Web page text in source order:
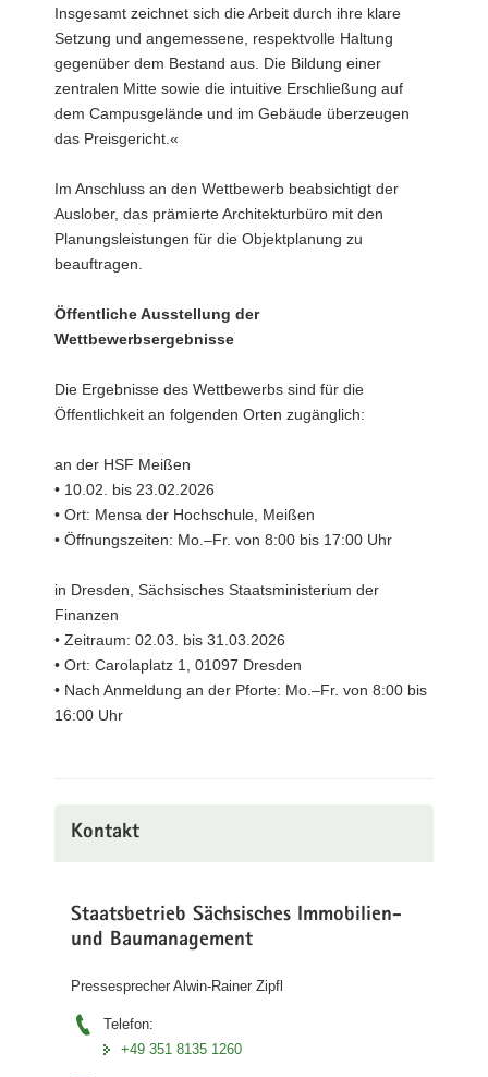
Insgesamt zeichnet sich die Arbeit durch ihre klare
Setzung und angemessene, respektvolle Haltung
gegenüber dem Bestand aus. Die Bildung einer
zentralen Mitte sowie die intuitive Erschließung auf
dem Campusgelände und im Gebäude überzeugen
das Preisgericht.«
Im Anschluss an den Wettbewerb beabsichtigt der
Auslober, das prämierte Architekturbüro mit den
Planungsleistungen für die Objektplanung zu
beauftragen.
Öffentliche Ausstellung der
Wettbewerbsergebnisse
Die Ergebnisse des Wettbewerbs sind für die
Öffentlichkeit an folgenden Orten zugänglich:
an der HSF Meißen
• 10.02. bis 23.02.2026
• Ort: Mensa der Hochschule, Meißen
• Öffnungszeiten: Mo.–Fr. von 8:00 bis 17:00 Uhr
in Dresden, Sächsisches Staatsministerium der
Finanzen
• Zeitraum: 02.03. bis 31.03.2026
• Ort: Carolaplatz 1, 01097 Dresden
• Nach Anmeldung an der Pforte: Mo.–Fr. von 8:00 bis
16:00 Uhr
Kontakt
Staatsbetrieb Sächsisches Immobilien-
und Baumanagement
Pressesprecher Alwin-Rainer Zipfl
Telefon:
+49 351 8135 1260